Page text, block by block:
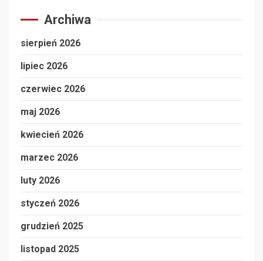
Archiwa
sierpień 2026
lipiec 2026
czerwiec 2026
maj 2026
kwiecień 2026
marzec 2026
luty 2026
styczeń 2026
grudzień 2025
listopad 2025